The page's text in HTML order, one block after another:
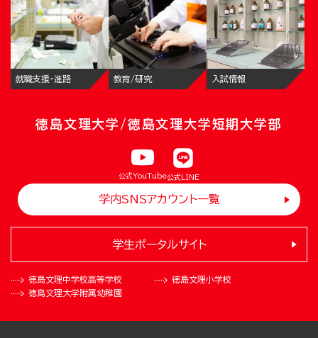
就職支援・進路 教育/研究 入試情報
徳島文理大学/徳島文理大学短期大学部
公式YouTube公式LINE
学内SNSアカウント一覧
徳島文理中学校高等学校
徳島文理小学校
徳島文理大学附属幼稚園
学生ポータルサイト